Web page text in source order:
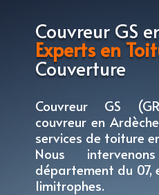
Couvreur GS
Experts en
Couverture
Couvreur GS
couvreur en
services de toiture
Nous
département du
limitrophes.